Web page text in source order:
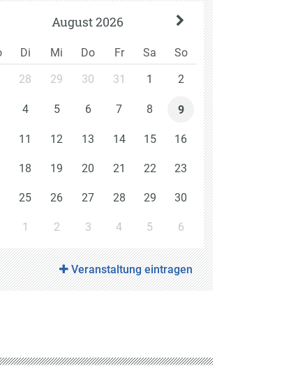
August 2026
Di Mi Do Fr Sa
So
28 29 30 31 1 2
4 5 6 7 8 9
11 12 13 14 15 16
18 19 20 21 22 23
25 26 27 28 29 30
1 2 3 4 5 6
Veranstaltung eintragen